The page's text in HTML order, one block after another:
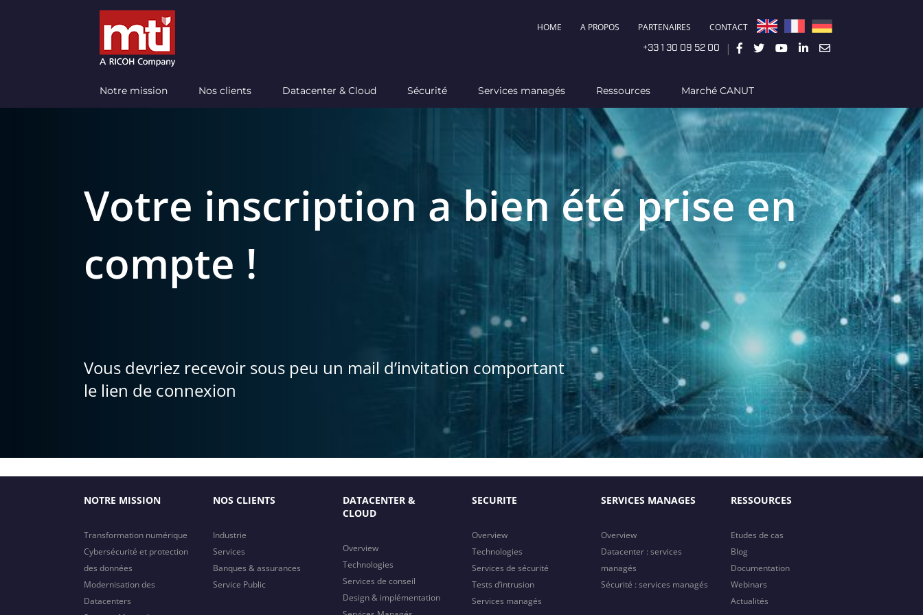
HOME A PROPOS PARTENAIRES CONTACT
+33 1 30 09 52 00 |
Notre mission Nos clients Datacenter & Cloud Sécurité Services managés Ressources Marché CANUT
Votre inscription a bien été prise en
compte !
Vous devriez recevoir sous peu un mail d’invitation comportant
le lien de connexion
NOTRE MISSION
Transformation numérique
Cybersécurité et protection
des données
Modernisation des
Datacenters
NOS CLIENTS
Industrie
Services
Banques & assurances
Service Public
DATACENTER &
CLOUD
Overview
Technologies
Services de conseil
Design & implémentation
SECURITE
Overview
Technologies
Services de sécurité
Tests d’intrusion
Services managés
SERVICES MANAGES
Overview
Datacenter : services
managés
Sécurité : services managés
RESSOURCES
Etudes de cas
Blog
Documentation
Webinars
Actualités